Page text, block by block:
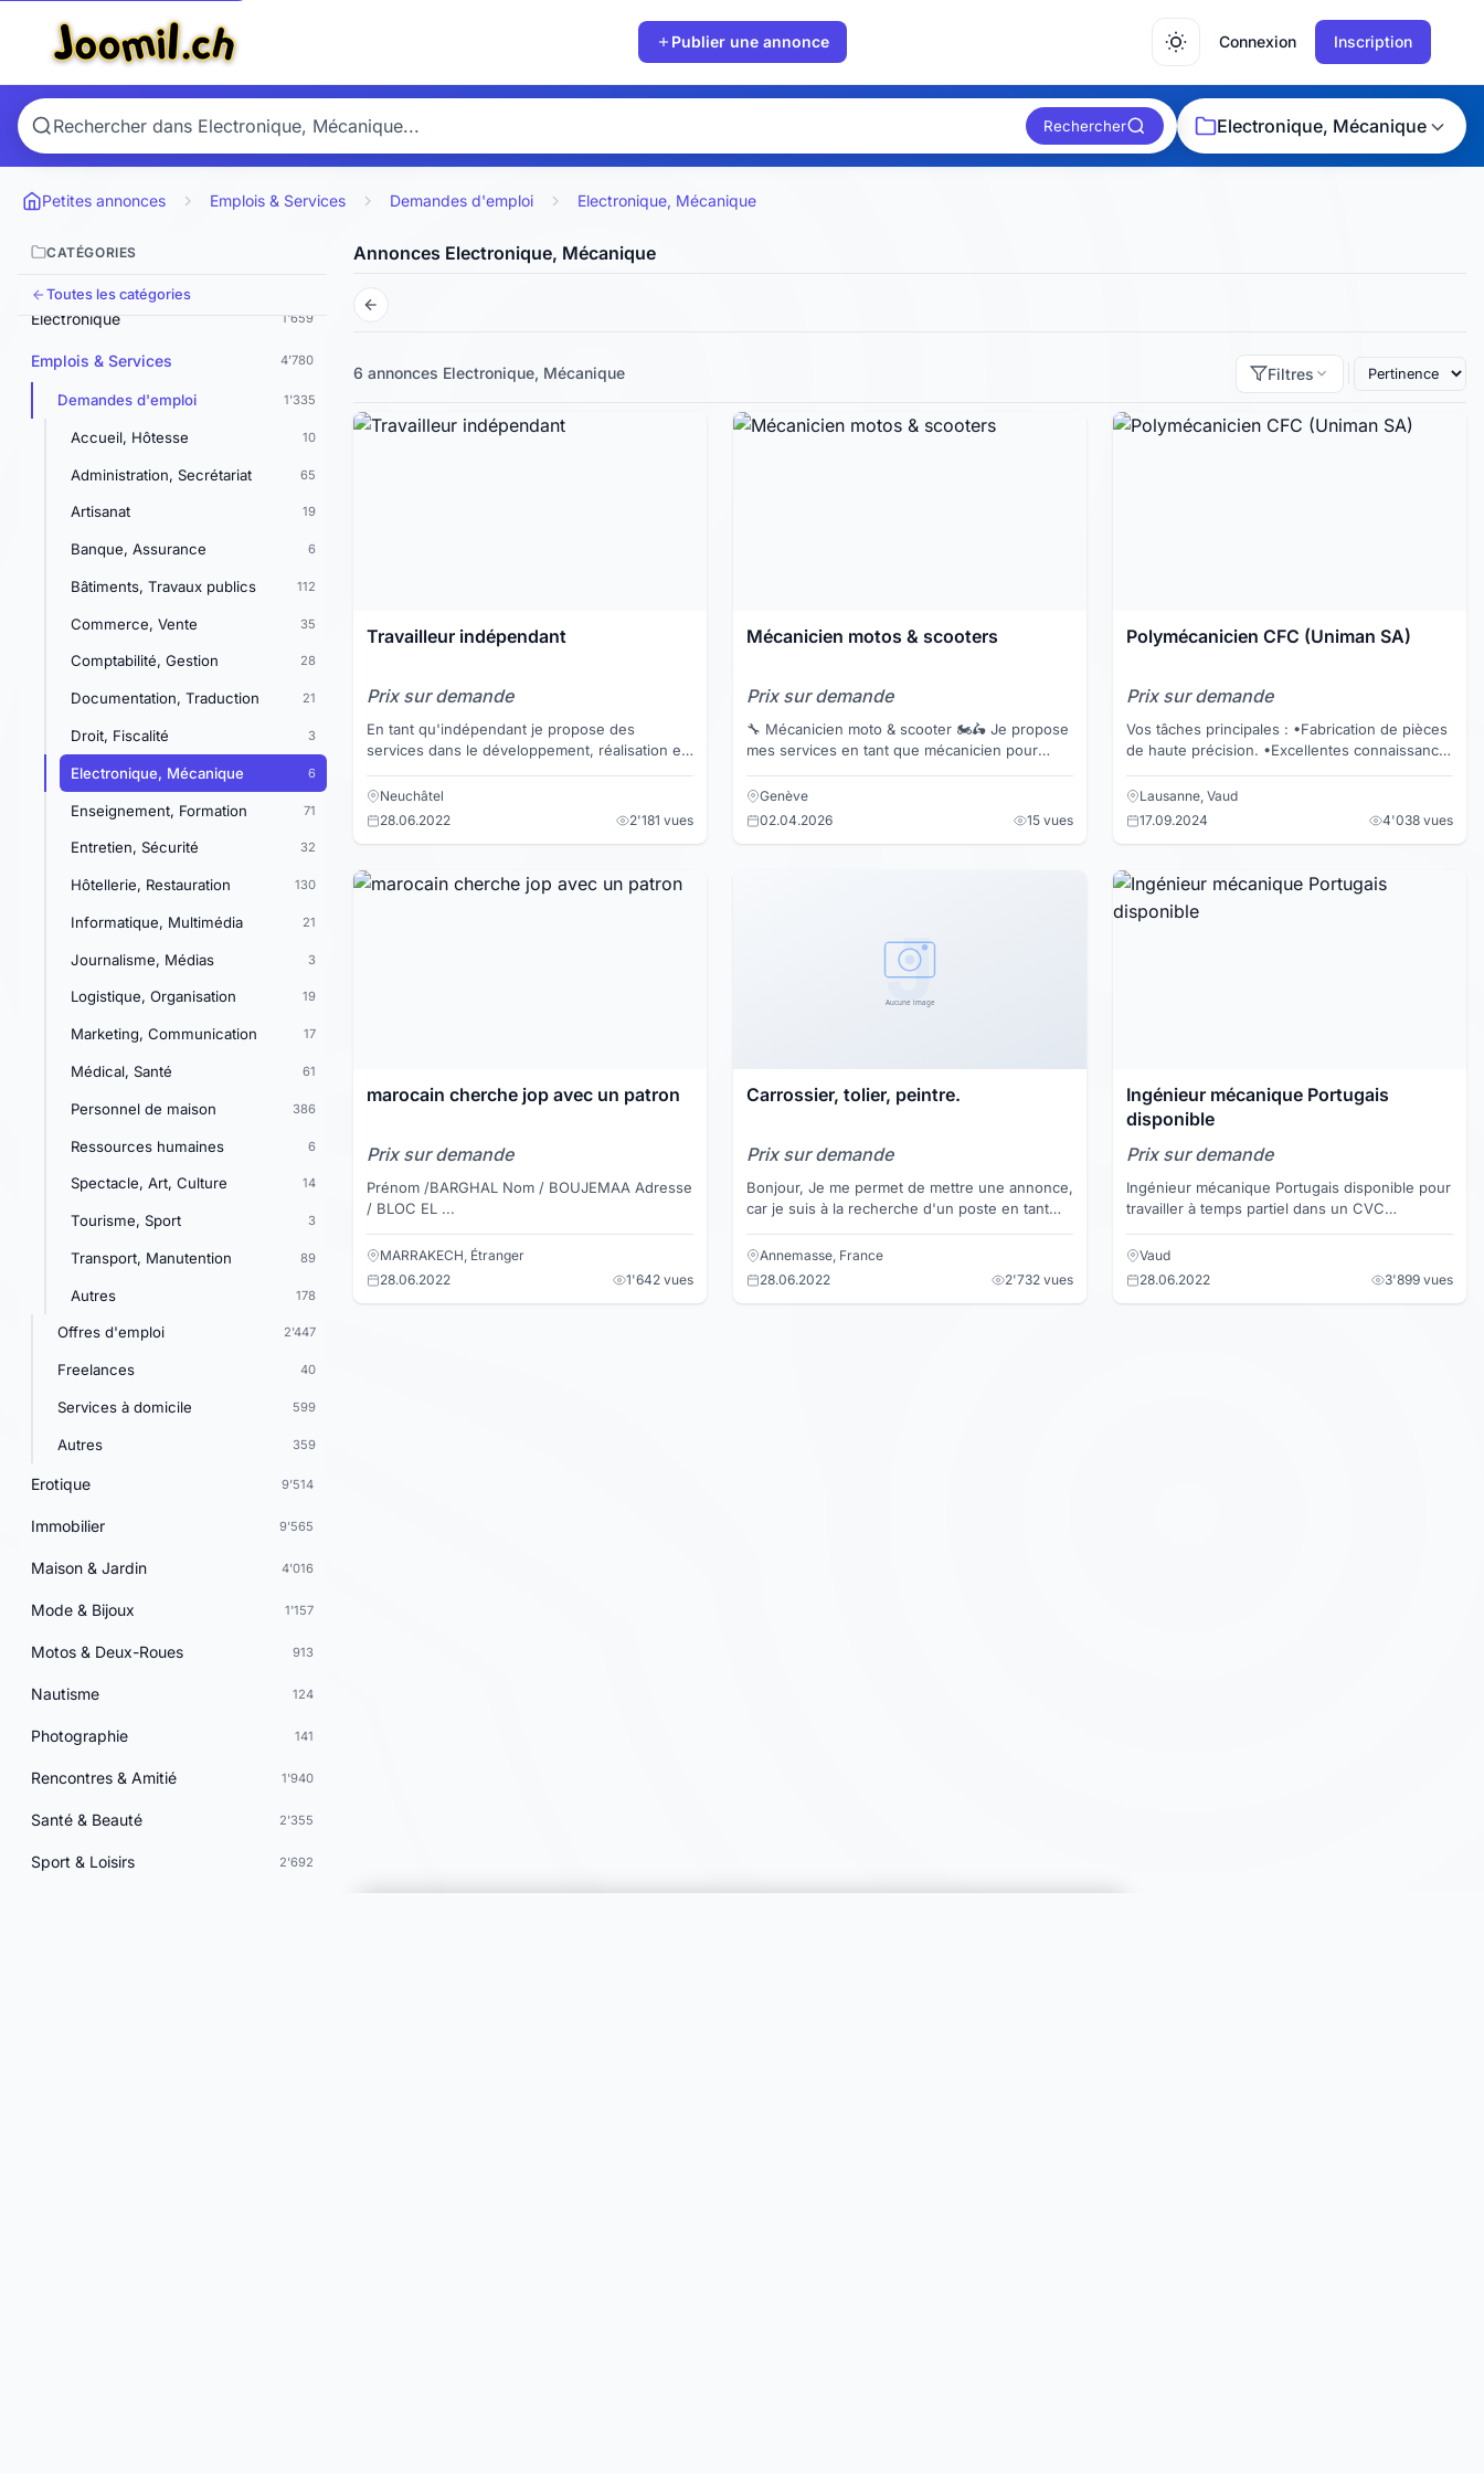
Publier une annonce Connexion Inscription
Rechercher Electronique, Mécanique
Petites annonces Emplois & Services Demandes d'emploi Electronique, Mécanique
CATÉGORIES
Toutes les catégories
Animaux
Art & Antiquités
Automobiles
Livres, BD & Revues 11'421
Bébés & Enfants
Electronique 1'659
Emplois & Services 4'780
Demandes d'emploi 1'335
Accueil, Hôtesse 10
Administration, Secrétariat 65
Artisanat 19
Banque, Assurance 6
Bâtiments, Travaux publics 112
Commerce, Vente 35
Comptabilité, Gestion 28
Documentation, Traduction 21
Droit, Fiscalité 3
Electronique, Mécanique 6
Enseignement, Formation 71
Entretien, Sécurité 32
Hôtellerie, Restauration 130
Informatique, Multimédia 21
Journalisme, Médias 3
Logistique, Organisation 19
Marketing, Communication 17
Médical, Santé 61
Personnel de maison 386
Ressources humaines 6
Spectacle, Art, Culture 14
Tourisme, Sport 3
Transport, Manutention 89
Autres 178
Offres d'emploi 2'447
Freelances 40
Services à domicile 599
Autres 359
Erotique 9'514
Immobilier 9'565
Maison & Jardin 4'016
Mode & Bijoux 1'157
Motos & Deux-Roues 913
Nautisme 124
Photographie 141
Rencontres & Amitié 1'940
Santé & Beauté 2'355
Sport & Loisirs 2'692
Annonces Electronique, Mécanique
6 annonces Electronique, Mécanique Filtres
Travailleur indépendant
Prix sur demande
En tant qu'indépendant je propose des
services dans le développement, réalisation et
incluant la partie éle...
Neuchâtel
28.06.2022
2'181 vues
Mécanicien motos & scooters
Prix sur demande
🔧 Mécanicien moto & scooter 🏍️🛵 Je propose
mes services en tant que mécanicien pour
Diagnosti...
Genève
02.04.2026
15 vues
Polymécanicien CFC (Uniman SA)
Prix sur demande
Vos tâches principales : •Fabrication de pièces
de haute précision. •Excellentes connaissance
convent...
Lausanne, Vaud
17.09.2024
4'038 vues
marocain cherche jop avec un patron
Prix sur demande
Prénom /BARGHAL Nom / BOUJEMAA Adresse
/ BLOC EL ...
MARRAKECH, Étranger
28.06.2022
1'642 vues
Carrossier, tolier, peintre.
Prix sur demande
Bonjour, Je me permet de mettre une annonce,
car je suis à la recherche d'un poste en tant
Jeune mo...
Annemasse, France
28.06.2022
2'732 vues
Ingénieur mécanique Portugais
disponible
Prix sur demande
Ingénieur mécanique Portugais disponible pour
travailler à temps partiel dans un CVC
Entreprise de construct...
Vaud
28.06.2022
3'899 vues